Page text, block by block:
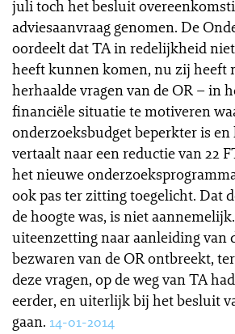
juli toch het besluit
adviesaanvraag genomen. De
oordeelt dat TA in redelijkheid
heeft kunnen komen, nu zij heeft
herhaalde vragen van de OR – in
financiële situatie te motiveren
onderzoeksbudget beperkter is en
vertaalt naar een reductie van 22
het nieuwe
ook pas ter zitting toegelicht. Dat
de hoogte was, is niet
uiteenzetting naar aanleiding van
bezwaren van de OR ontbreekt,
deze vragen, op de weg van TA
eerder, en uiterlijk bij het besluit
gaan. 14-01-2014